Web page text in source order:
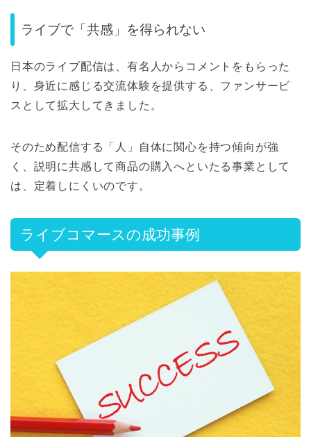
ライブで「共感」を得られない
日本のライブ配信は、有名人からコメントをもらった
り、身近に感じる交流体験を提供する、ファンサービ
スとして拡大してきました。
そのため配信する「人」自体に関心を持つ傾向が強
く、説明に共感して商品の購入へといたる事業として
は、定着しにくいのです。
ライブコマースの成功事例